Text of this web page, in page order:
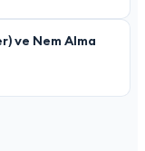
ve Nem Alma